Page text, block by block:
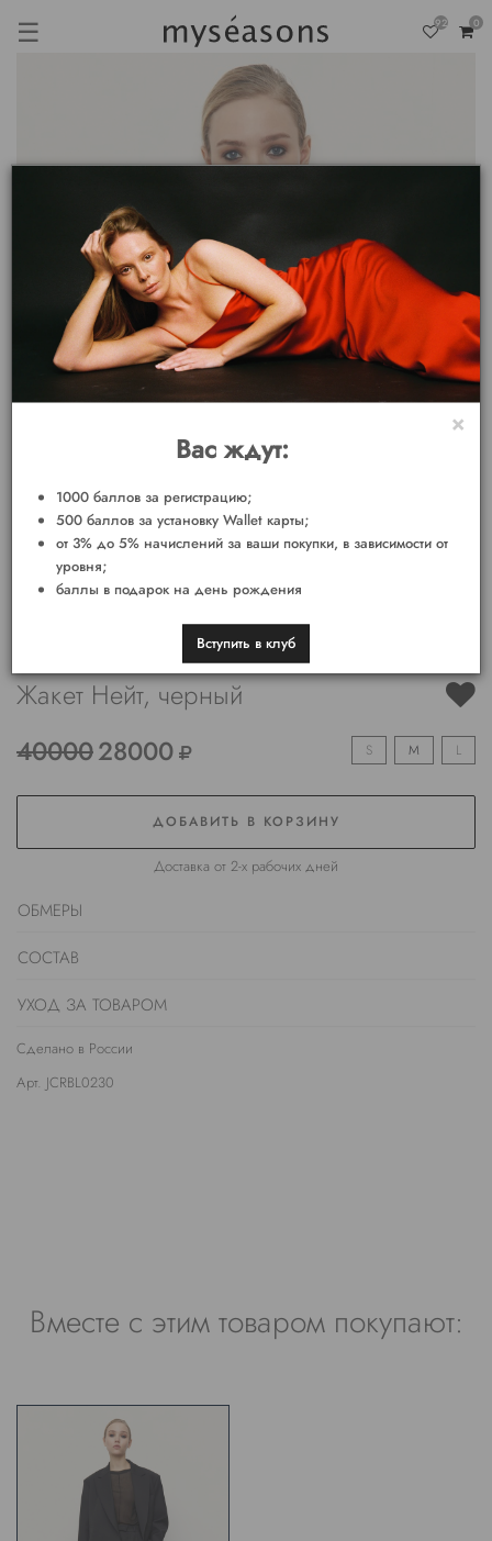
☰ 92 0
Жакет Нейт, черный
4000028000 S M L
ДОБАВИТЬ В КОРЗИНУ
Доставка от 2-х рабочих дней
ОБМЕРЫ
СОСТАВ
УХОД ЗА ТОВАРОМ
Сделано в России
Арт. JCRBL0230
Вместе с этим товаром покупают:
×
Вас ждут:
1000 баллов за регистрацию;
500 баллов за установку Wallet карты;
от 3% до 5% начислений за ваши покупки, в зависимости от
уровня;
баллы в подарок на день рождения
Вступить в клуб